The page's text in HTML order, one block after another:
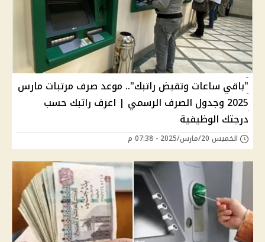
"باقي ساعات وتقبض راتبك".. موعد صرف مرتبات مارس
2025 وجدول الصرف الرسمي | اعرف راتبك حسب
درجتك الوظيفية
الخميس 20/مارس/2025 - 07:38 م